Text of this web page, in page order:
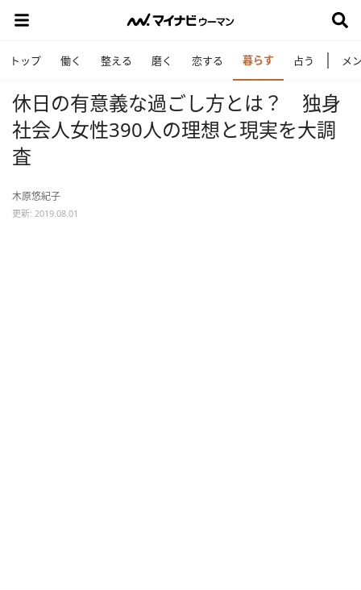
トップ 働く 整える 磨く 恋する 暮らす 占う メ
休日の有意義な過ごし方とは？ 独身
社会人女性390人の理想と現実を大調
査
木原悠紀子
更新: 2019.08.01